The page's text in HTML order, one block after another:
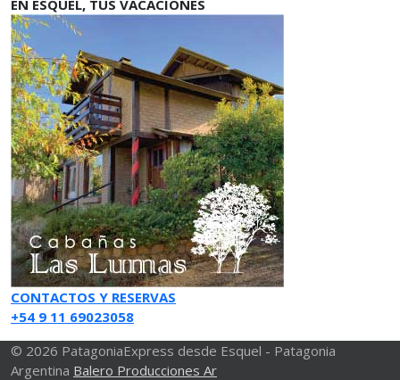
EN ESQUEL, TUS VACACIONES
CONTACTOS Y RESERVAS
+54 9 11 69023058
© 2026 PatagoniaExpress desde Esquel - Patagonia
Argentina Balero Producciones Ar